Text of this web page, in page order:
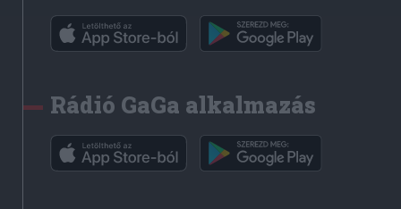
Rádió GaGa alkalmazás